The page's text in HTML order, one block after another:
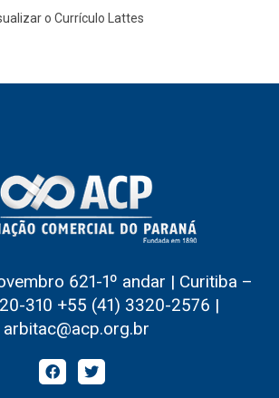
o Currículo Lattes
621-1º andar | Curitiba –
310 +55 (41) 3320-2576 |
arbitac@acp.org.br